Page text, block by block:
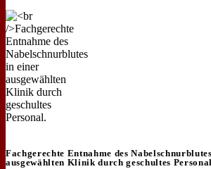
Fachgerechte Entnahme des
ausgewählten Klinik durch geschultes